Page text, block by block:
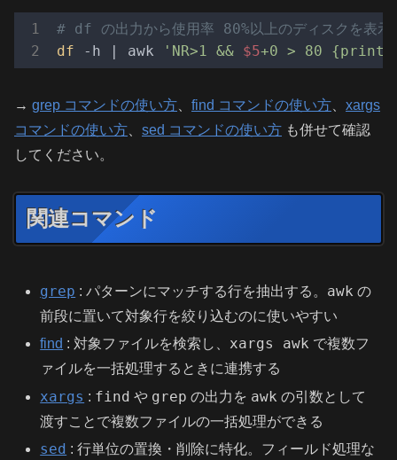
# df の出力から使用率 80%以上のディスクを表示
df -h | awk 'NR>1 && $5+0 > 80 {print
→ grep コマンドの使い方、 find コマンドの使い方、 xargs
コマンドの使い方、 sed コマンドの使い方 も併せて確認
してください。
関連コマンド
grep : パターンにマッチする行を抽出する。 awk の
前段に置いて対象行を絞り込むのに使いやすい
find : 対象ファイルを検索し、 xargs awk で複数フ
ァイルを一括処理するときに連携する
xargs : find や grep の出力を awk の引数として
渡すことで複数ファイルの一括処理ができる
sed : 行単位の置換・削除に特化。フィールド処理な